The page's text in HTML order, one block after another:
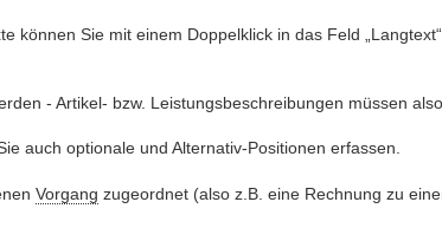
können Sie mit einem Doppelklick in das Feld
- Artikel- bzw. Leistungsbeschreibungen müssen
auch optionale und Alternativ-Positionen erfassen.
Vorgang zugeordnet (also z.B. eine Rechnung zu